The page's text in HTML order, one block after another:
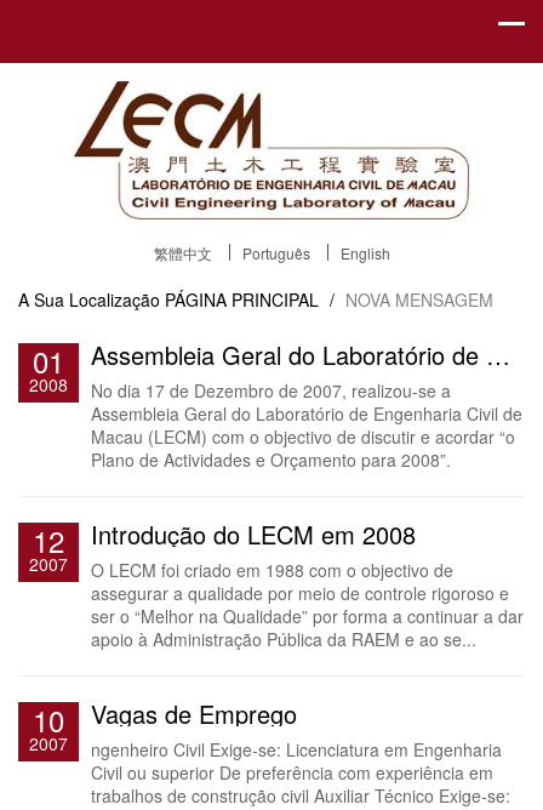
繁體中文 Português English
A Sua Localização PÁGINA PRINCIPAL / NOVA MENSAGEM
01
2008
Assembleia Geral do Laboratório de Engenharia Civil de Macau
No dia 17 de Dezembro de 2007, realizou-se a
Assembleia Geral do Laboratório de Engenharia Civil de
Macau (LECM) com o objectivo de discutir e acordar “o
Plano de Actividades e Orçamento para 2008”.
12
2007
Introdução do LECM em 2008
O LECM foi criado em 1988 com o objectivo de
assegurar a qualidade por meio de controle rigoroso e
ser o “Melhor na Qualidade” por forma a continuar a dar
apoio à Administração Pública da RAEM e ao se...
10
2007
Vagas de Emprego
ngenheiro Civil Exige-se: Licenciatura em Engenharia
Civil ou superior De preferência com experiência em
trabalhos de construção civil Auxiliar Técnico Exige-se: